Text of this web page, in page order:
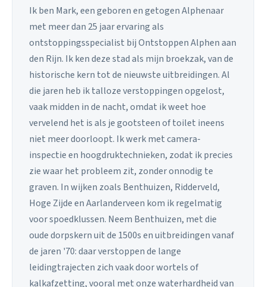
Ik ben Mark, een geboren en getogen Alphenaar
met meer dan 25 jaar ervaring als
ontstoppingsspecialist bij Ontstoppen Alphen aan
den Rijn. Ik ken deze stad als mijn broekzak, van de
historische kern tot de nieuwste uitbreidingen. Al
die jaren heb ik talloze verstoppingen opgelost,
vaak midden in de nacht, omdat ik weet hoe
vervelend het is als je gootsteen of toilet ineens
niet meer doorloopt. Ik werk met camera-
inspectie en hoogdruktechnieken, zodat ik precies
zie waar het probleem zit, zonder onnodig te
graven. In wijken zoals Benthuizen, Ridderveld,
Hoge Zijde en Aarlanderveen kom ik regelmatig
voor spoedklussen. Neem Benthuizen, met die
oude dorpskern uit de 1500s en uitbreidingen vanaf
de jaren '70: daar verstoppen de lange
leidingtrajecten zich vaak door wortels of
kalkafzetting, vooral met onze waterhardheid van